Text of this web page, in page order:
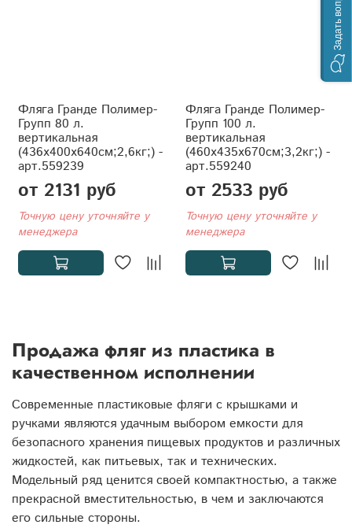
Фляга Гранде Полимер-
Групп 80 л.
вертикальная
(436x400x640см;2,6кг;) -
арт.559239
от 2131 руб
Точную цену уточняйте у
менеджера
Фляга Гранде Полимер-
Групп 100 л.
вертикальная
(460x435x670см;3,2кг;) -
арт.559240
от 2533 руб
Точную цену уточняйте у
менеджера
Продажа фляг из пластика в
качественном исполнении
Современные пластиковые фляги с крышками и
ручками являются удачным выбором емкости для
безопасного хранения пищевых продуктов и различных
жидкостей, как питьевых, так и технических.
Модельный ряд ценится своей компактностью, а также
прекрасной вместительностью, в чем и заключаются
его сильные стороны.
Задать вопрос